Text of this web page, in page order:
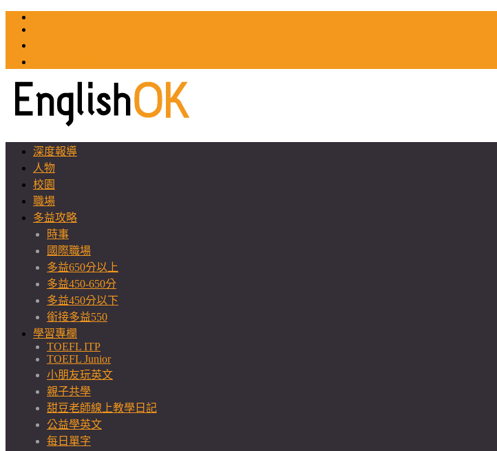
深度報導
人物
校園
職場
多益攻略
時事
國際職場
多益650分以上
多益450-650分
多益450分以下
銜接多益550
學習專欄
TOEFL ITP
TOEFL Junior
小朋友玩英文
親子共學
甜豆老師線上教學日記
公益學英文
每日單字